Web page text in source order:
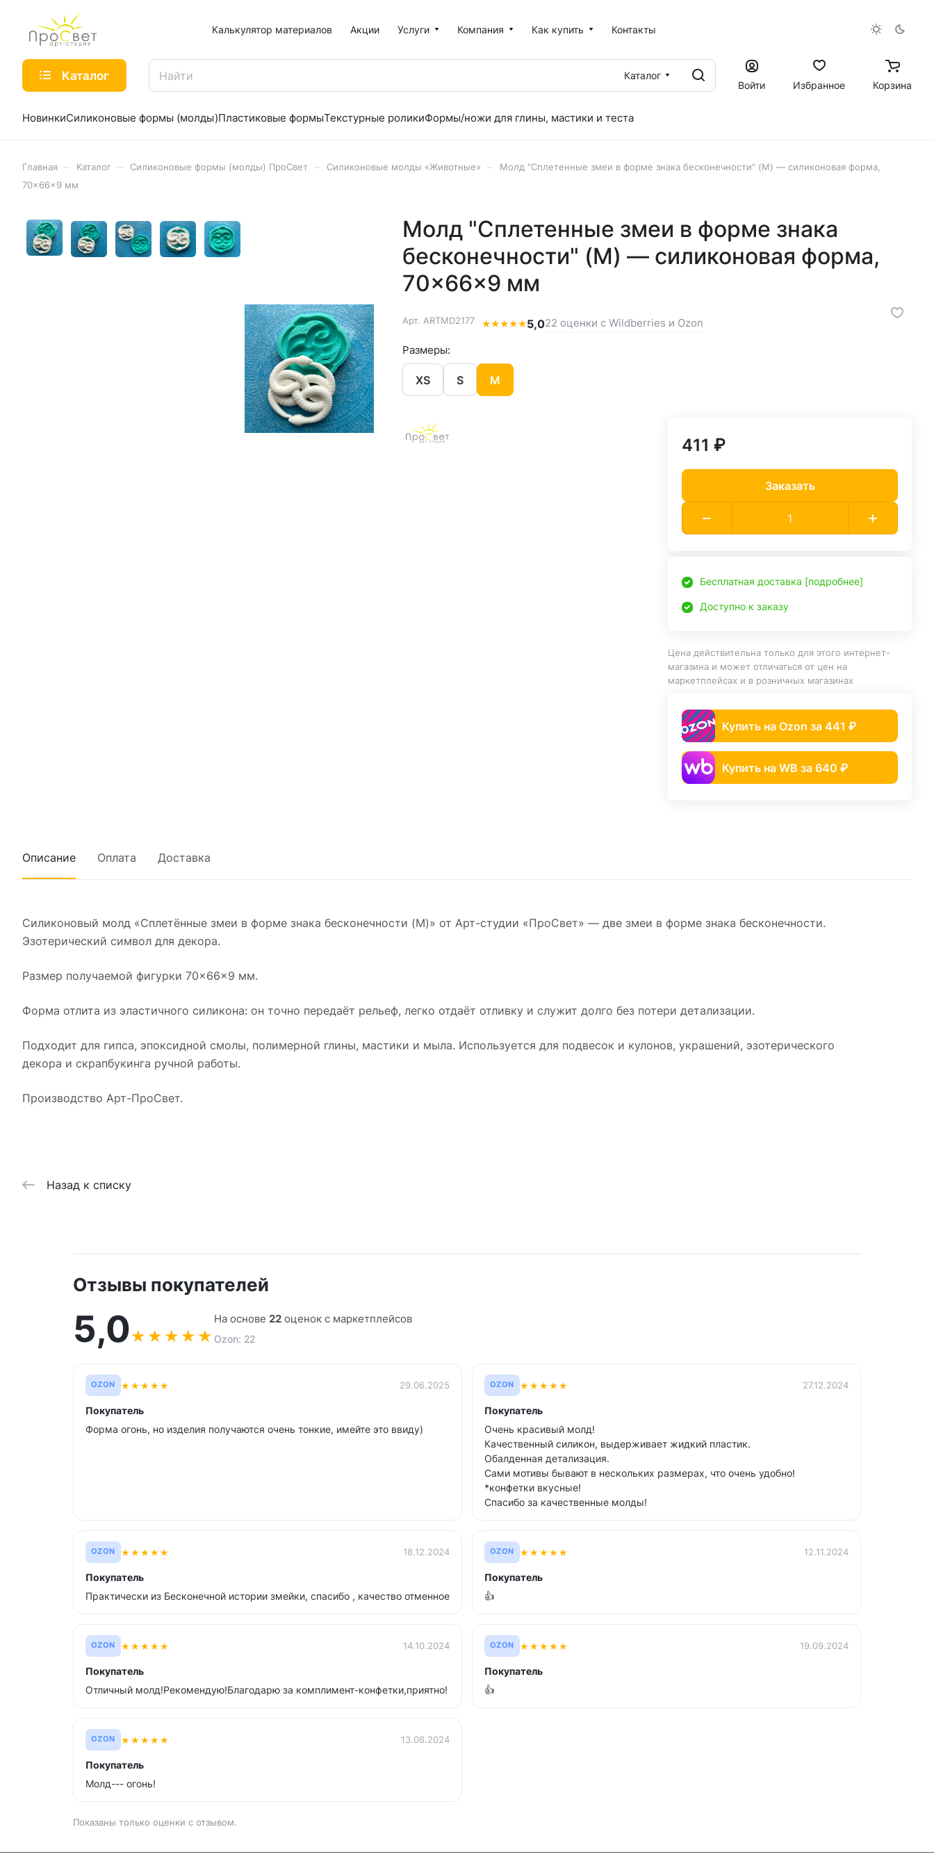
Калькулятор материалов Акции Услуги Компания Как купить Контакты
Каталог
Каталог
Войти
Избранное Корзина
НовинкиСиликоновые формы (молды)Пластиковые формыТекстурные роликиФормы/ножи для глины, мастики и теста
Главная Каталог Силиконовые формы (молды) ПроСвет Силиконовые молды «Животные»
Молд "Сплетенные змеи в форме знака бесконечности" (M) — силиконовая форма,
70×66×9 мм
Молд "Сплетенные змеи в форме знака
бесконечности" (M) — силиконовая форма,
70×66×9 мм
Арт. ARTMD2177 ★★★★★5,022 оценки с Wildberries и Ozon
Размеры:
XS S M
411 ₽
Заказать
Бесплатная доставка [подробнее]
Доступно к заказу
Цена действительна только для этого интернет-
магазина и может отличаться от цен на
маркетплейсах и в розничных магазинах
Купить на Ozon за 441 ₽
Купить на WB за 640 ₽
Описание Оплата Доставка
Силиконовый молд «Сплетённые змеи в форме знака бесконечности (M)» от Арт-студии «ПроСвет» — две змеи в форме знака бесконечности.
Эзотерический символ для декора.
Размер получаемой фигурки 70×66×9 мм.
Форма отлита из эластичного силикона: он точно передаёт рельеф, легко отдаёт отливку и служит долго без потери детализации.
Подходит для гипса, эпоксидной смолы, полимерной глины, мастики и мыла. Используется для подвесок и кулонов, украшений, эзотерического
декора и скрапбукинга ручной работы.
Производство Арт-ПроСвет.
Назад к списку
Отзывы покупателей
5,0★ ★ ★ ★ ★
На основе 22 оценок с маркетплейсов
Ozon: 22
OZON ★★★★★ 29.06.2025
Покупатель
Форма огонь, но изделия получаются очень тонкие, имейте это ввиду)
OZON ★★★★★ 27.12.2024
Покупатель
Очень красивый молд!
Качественный силикон, выдерживает жидкий пластик.
Обалденная детализация.
Сами мотивы бывают в нескольких размерах, что очень удобно!
*конфетки вкусные!
Спасибо за качественные молды!
OZON ★★★★★ 18.12.2024
Покупатель
Практически из Бесконечной истории змейки, спасибо , качество отменное
OZON ★★★★★ 12.11.2024
Покупатель
👍
OZON ★★★★★ 14.10.2024
Покупатель
Отличный молд!Рекомендую!Благодарю за комплимент-конфетки,приятно!
OZON ★★★★★ 19.09.2024
Покупатель
👍
OZON ★★★★★ 13.08.2024
Покупатель
Молд--- огонь!
Показаны только оценки с отзывом.